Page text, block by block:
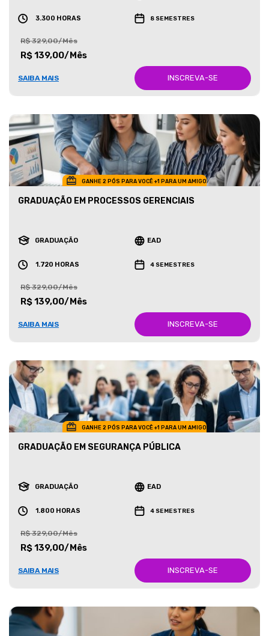
3.300 HORAS 8 SEMESTRES
R$ 329,00/Mês
R$ 139,00/Mês
SAIBA MAIS INSCREVA-SE
GANHE 2 PÓS PARA VOCÊ +1 PARA UM AMIGO
GRADUAÇÃO EM PROCESSOS GERENCIAIS
GRADUAÇÃO EAD
1.720 HORAS 4 SEMESTRES
R$ 329,00/Mês
R$ 139,00/Mês
SAIBA MAIS INSCREVA-SE
GANHE 2 PÓS PARA VOCÊ +1 PARA UM AMIGO
GRADUAÇÃO EM SEGURANÇA PÚBLICA
GRADUAÇÃO EAD
1.800 HORAS 4 SEMESTRES
R$ 329,00/Mês
R$ 139,00/Mês
SAIBA MAIS INSCREVA-SE